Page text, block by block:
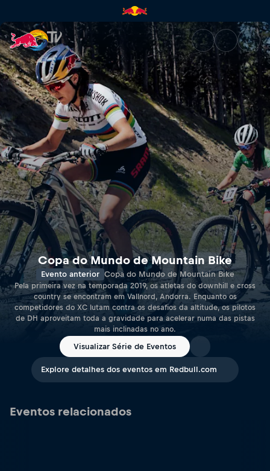
Copa do Mundo de
Copa do Mundo de Mountain Bike
Evento anterior Copa do Mundo de Mountain Bike
Pela primeira vez na temporada 2019, os atletas do downhill e cross
country se encontram em Vallnord, Andorra. Enquanto os
competidores do XC lutam contra os desafios da altitude, os pilotos
de DH aproveitam toda a gravidade para acelerar numa das pistas
mais inclinadas no ano.
Visualizar Série de Eventos
Explore detalhes dos eventos em Redbull.com
Eventos relacionados